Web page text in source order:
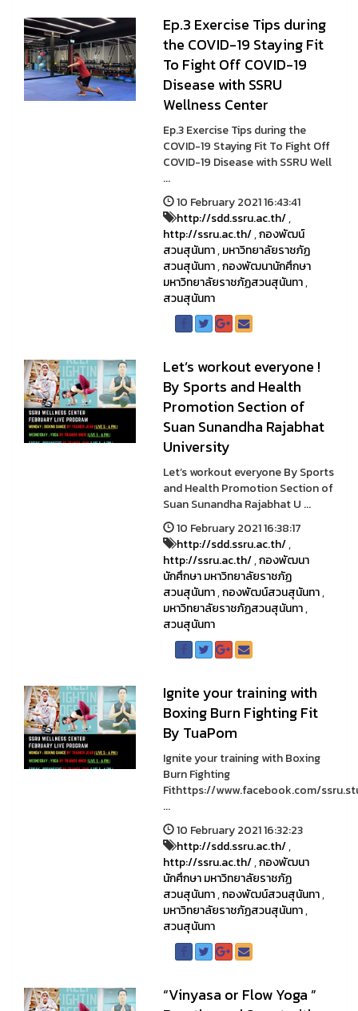
Ep.3 Exercise Tips during
the COVID-19 Staying Fit
To Fight Off COVID-19
Disease with SSRU
Wellness Center
Ep.3 Exercise Tips during the
COVID-19 Staying Fit To Fight Off
COVID-19 Disease with SSRU Well
...
10 February 2021 16:43:41
http://sdd.ssru.ac.th/,
http://ssru.ac.th/,กองพัฒน์
สวนสุนันทา,มหาวิทยาลัยราชภัฏ
สวนสุนันทา,กองพัฒนานักศึกษา
มหาวิทยาลัยราชภัฏสวนสุนันทา,
สวนสุนันทา
Let’s workout everyone !
By Sports and Health
Promotion Section of
Suan Sunandha Rajabhat
University
Let’s workout everyone By Sports
and Health Promotion Section of
Suan Sunandha Rajabhat U ...
10 February 2021 16:38:17
http://sdd.ssru.ac.th/,
http://ssru.ac.th/,กองพัฒนา
นักศึกษา มหาวิทยาลัยราชภัฏ
สวนสุนันทา,กองพัฒน์สวนสุนันทา,
มหาวิทยาลัยราชภัฏสวนสุนันทา,
สวนสุนันทา
Ignite your training with
Boxing Burn Fighting Fit
By TuaPom
Ignite your training with Boxing
Burn Fighting
Fithttps://www.facebook.com/
...
10 February 2021 16:32:23
http://sdd.ssru.ac.th/,
http://ssru.ac.th/,กองพัฒนา
นักศึกษา มหาวิทยาลัยราชภัฏ
สวนสุนันทา,กองพัฒน์สวนสุนันทา,
มหาวิทยาลัยราชภัฏสวนสุนันทา,
สวนสุนันทา
“Vinyasa or Flow Yoga ”